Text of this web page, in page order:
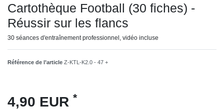
Cartothèque Football (30 fiches) -
Réussir sur les flancs
30 séances d'entraînement professionnel, vidéo incluse
Référence de l’article Z-KTL-K2.0 - 47 +
4,90 EUR *